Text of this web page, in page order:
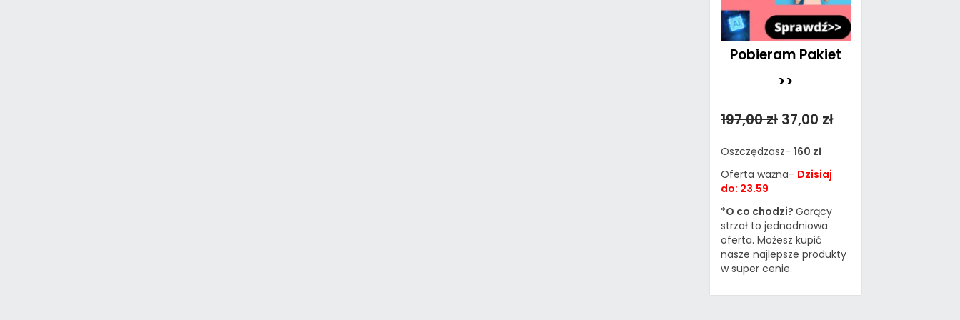
Pobieram Pakiet
>>
197,00 zł 37,00 zł
Oszczędzasz- 160 zł
Oferta ważna- Dzisiaj
do: 23.59
*O co chodzi? Gorący
strzał to jednodniowa
oferta. Możesz kupić
nasze najlepsze produkty
w super cenie.